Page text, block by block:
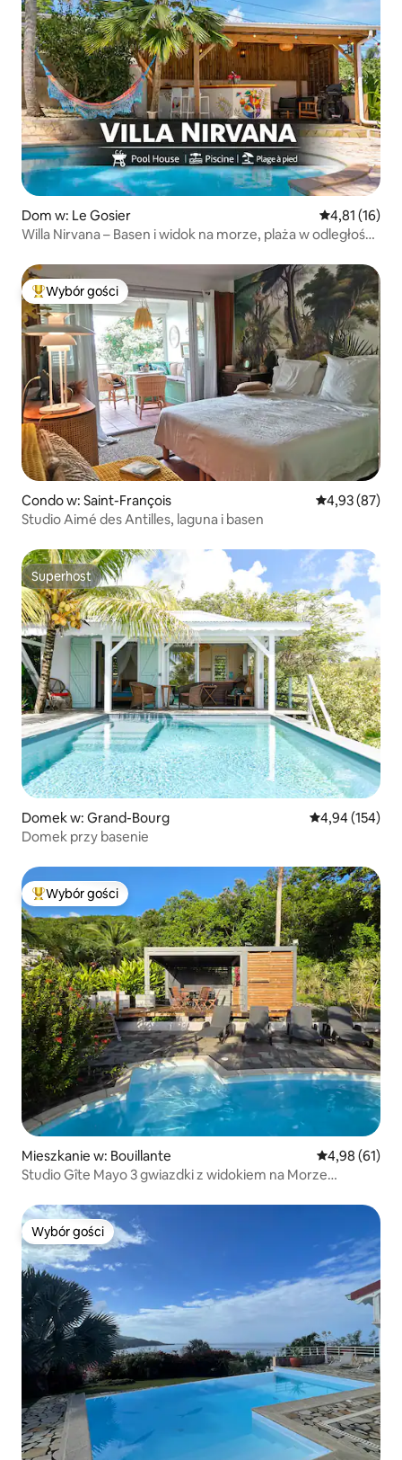
Dom w: Le Gosier Średnia
4,81 (16)
Willa Nirvana – Basen i widok na morze, plaża w odległości
Najpopularniejsze z kategorii Wybór gości
Wybór gości
Condo w: Saint-François Średnia
4,93 (87)
Studio Aimé des Antilles, laguna i basen
Superhost
Superhost
Domek w: Grand-Bourg Średnia
4,94 (154)
Domek przy basenie
Najpopularniejsze z kategorii Wybór gości
Wybór gości
Mieszkanie w: Bouillante Średnia
4,98 (61)
Studio Gîte Mayo 3 gwiazdki z widokiem na Morze
Wybór gości
Wybór gości